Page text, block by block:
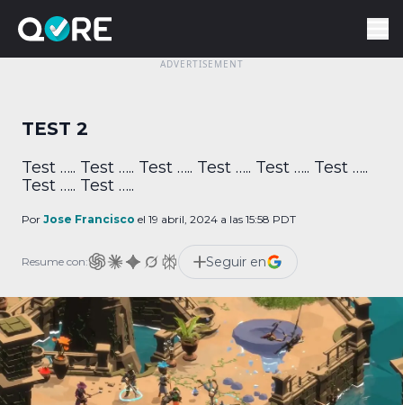
TEST 2
Test ….. Test ….. Test ….. Test ….. Test ….. Test …..
Test ….. Test …..
Por Jose Francisco el 19 abril, 2024 a las 15:58 PDT
Resume con: Seguir en